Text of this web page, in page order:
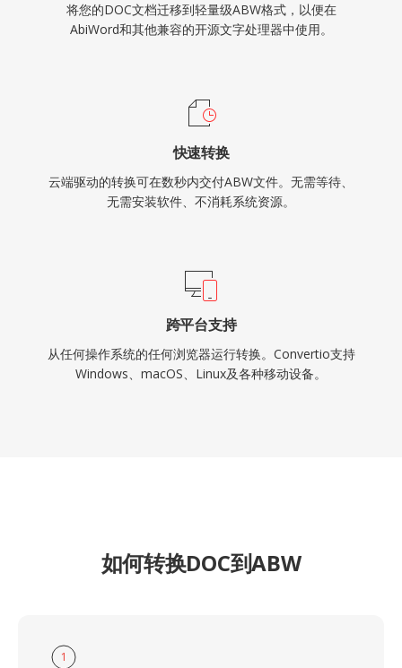
将您的DOC文档迁移到轻量级ABW格式，以便在
AbiWord和其他兼容的开源文字处理器中使用。
快速转换
云端驱动的转换可在数秒内交付ABW文件。无需等待、
无需安装软件、不消耗系统资源。
跨平台支持
从任何操作系统的任何浏览器运行转换。Convertio支持
Windows、macOS、Linux及各种移动设备。
如何转换DOC到ABW
1